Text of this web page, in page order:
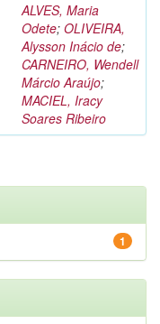
ALVES, Maria
Odete; OLIVEIRA,
Alysson Inácio de;
CARNEIRO, Wendell
Márcio Araújo;
MACIEL, Iracy
Soares Ribeiro
1